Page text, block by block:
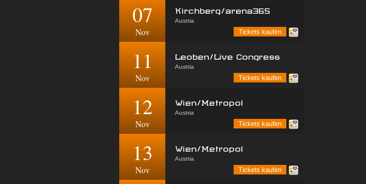
07
Nov
Kirchberg/arena365
Austria
Tickets kaufen
11
Nov
Leoben/Live Congress
Austria
Tickets kaufen
12
Nov
Wien/Metropol
Austria
Tickets kaufen
13
Nov
Wien/Metropol
Austria
Tickets kaufen